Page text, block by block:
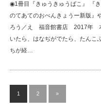
◉1冊目『きゅうきゅうばこ』 『
のてあてのおべんきょうー新版
ろう／え 福音館書店 2017年
いたら、はなぢがでたら、たん
ちが経…
1 2 »